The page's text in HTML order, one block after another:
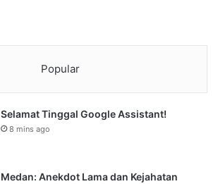
Popular
Selamat Tinggal Google Assistant!
8 mins ago
Medan: Anekdot Lama dan Kejahatan